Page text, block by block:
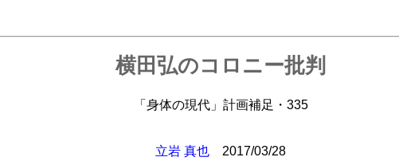
横田弘のコロニー批判
「身体の現代」計画補足・335
立岩 真也
2017/03/28